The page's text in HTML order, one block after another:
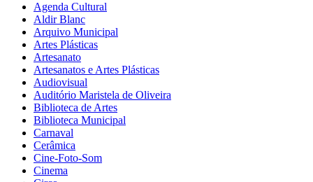
Agenda Cultural
Aldir Blanc
Arquivo Municipal
Artes Plásticas
Artesanato
Artesanatos e Artes Plásticas
Audiovisual
Auditório Maristela de Oliveira
Biblioteca de Artes
Biblioteca Municipal
Carnaval
Cerâmica
Cine-Foto-Som
Cinema